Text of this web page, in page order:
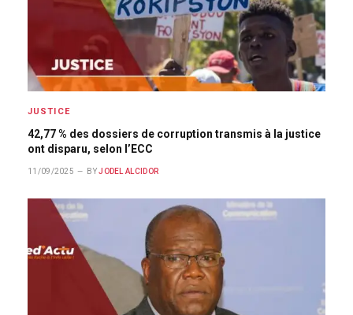
JUSTICE
42,77 % des dossiers de corruption transmis à la justice
ont disparu, selon l’ECC
11/09/2025 BY JODEL ALCIDOR